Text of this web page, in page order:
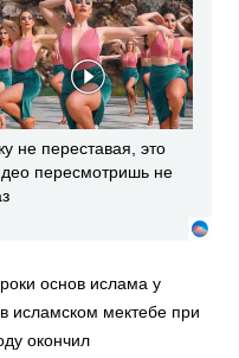
не переставая, это
пересмотришь не
основ ислама у
исламском мектебе при
окончил